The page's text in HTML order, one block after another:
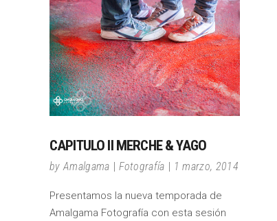
CAPITULO II MERCHE & YAGO
byAmalgama Fotografía 1 marzo, 2014
Presentamos la nueva temporada de
Amalgama Fotografía con esta sesión